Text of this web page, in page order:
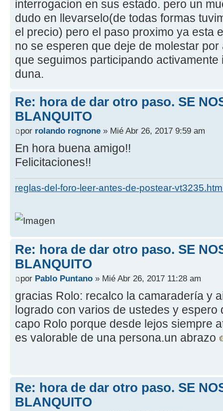
interrogacion en sus estado. pero un
dudo en llevarselo(de todas formas
el precio) pero el paso proximo ya esta
no se esperen que deje de molestar
que seguimos participando
duna.
Re: hora de dar otro paso. SE
BLANQUITO
por rolando rognone » Mié Abr 26, 2017 9:59 am
En hora buena amigo!!
Felicitaciones!!
reglas-del-foro-leer-antes-de-postear-
Re: hora de dar otro paso. SE
BLANQUITO
por Pablo Puntano » Mié Abr 26, 2017 11:28 am
gracias Rolo: recalco la camaradería y
logrado con varios de ustedes y
capo Rolo porque desde lejos siempre
es valorable de una persona.un abrazo
Re: hora de dar otro paso. SE
BLANQUITO